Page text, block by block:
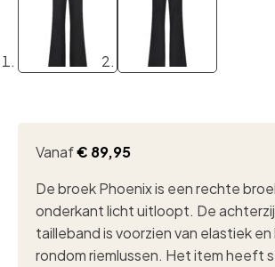
Vanaf€ 89,95
De broek Phoenix is een rechte
onderkant licht uitloopt. De
tailleband is voorzien van elastiek
rondom riemlussen. Het item heeft